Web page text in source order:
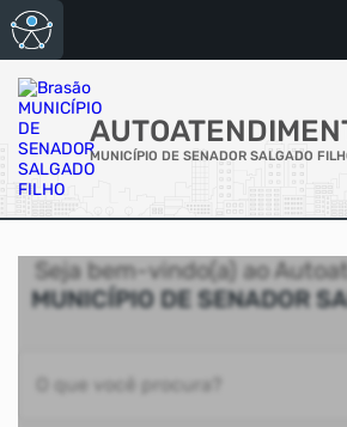
MUNICÍPIO DE SENADOR SALGADO
ACESSO RÁPIDO
Acessibilidade
Transparência
Seja bem-vindo(a) ao
MUNICÍPIO DE SENADOR
O que você procura?